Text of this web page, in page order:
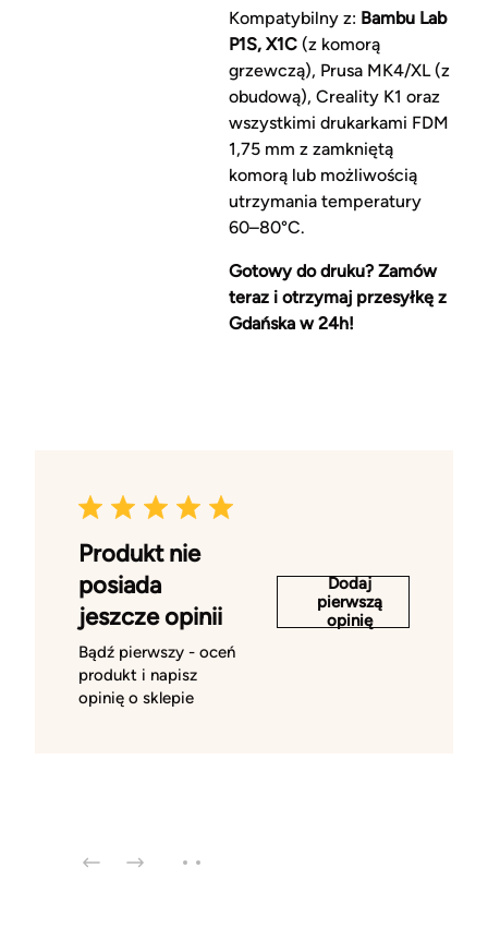
Kompatybilny z: Bambu Lab
P1S, X1C(z komorą
grzewczą), Prusa MK4/XL (z
obudową), Creality K1 oraz
wszystkimi drukarkami FDM
1,75 mm z zamkniętą
komorą lub możliwością
utrzymania temperatury
60–80°C.
Gotowy do druku? Zamów
teraz i otrzymaj przesyłkę z
Gdańska w 24h!
Produkt nie
posiada
jeszcze opinii
Bądź pierwszy - oceń
produkt i napisz
opinię o sklepie
Dodaj
pierwszą
opinię